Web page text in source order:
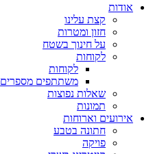
אודות
קצת עלינו
חזון ומטרות
על חינוך בשטח
לקוחות
לקוחות
משתתפים מספרים
שאלות נפוצות
תמונות
אירועים וארוחות
חתונה בטבע
פויקה